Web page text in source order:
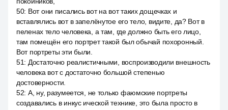
50: Вот они писались вот на вот таких дощечках и
вставлялись вот в запелёнутое его тело, видите, да? Вот в
пеленах тело человека, а там, где должно быть его лицо,
там помещён его портрет такой был обычай похоронный.
Вот портреты эти были.
51: Достаточно реалистичными, воспроизводили внешность
человека вот с достаточно большой степенью
достоверности.
52: А, ну, разумеется, не только фаюмские портреты
создавались в инкус ической технике, это была просто в